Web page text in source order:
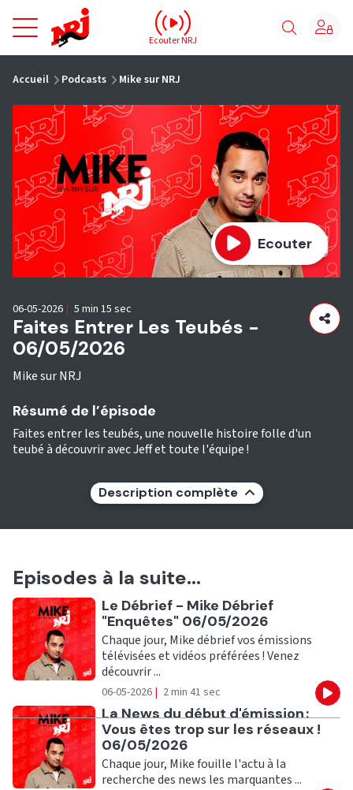
NRJ - Accueil
Ecouter NRJ
Accueil Podcasts Mike sur NRJ
Ecouter
Faites Entrer Les Teubés -
06/05/2026
Mike sur NRJ
06-05-2026 | 5 min 15 sec
Résumé de l’épisode
Faites entrer les teubés, une nouvelle histoire folle d'un
teubé à découvrir avec Jeff et toute l'équipe !
Description complète
Episodes à la suite...
Ecouter
Le Débrief - Mike Débrief
"Enquêtes" 06/05/2026
Chaque jour, Mike débrief vos émissions
télévisées et vidéos préférées ! Venez
découvrir ...
06-05-2026 | 2 min 41 sec
Ecouter
La News du début d'émission :
Vous êtes trop sur les réseaux !
06/05/2026
Chaque jour, Mike fouille l'actu à la
recherche des news les marquantes ...